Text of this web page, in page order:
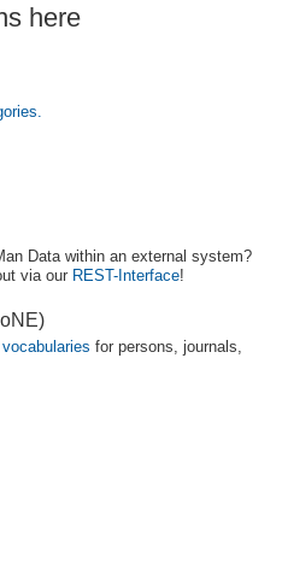
here
Data within an external system?
via our REST-Interface!
for persons, journals,